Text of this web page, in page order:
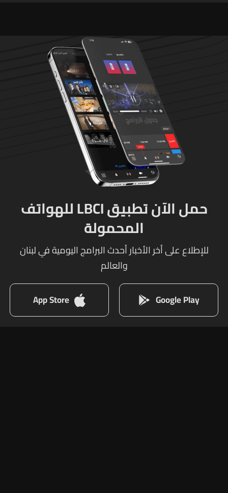
حمل الآن تطبيق LBCI للهواتف
المحمولة
للإطلاع على أخر الأخبار أحدث البرامج اليومية في لبنان
والعالم
Google Play
App Store